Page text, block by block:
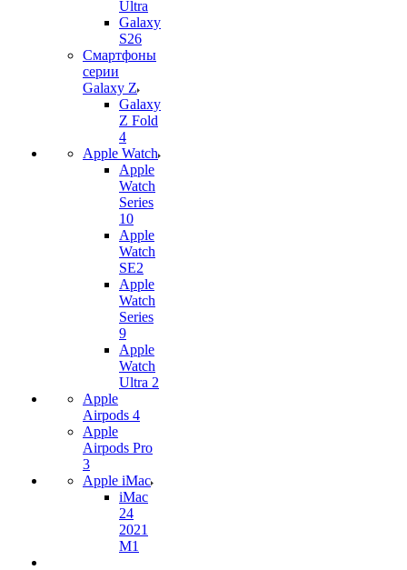
Ultra
Galaxy
S26
Смартфоны
серии
Galaxy Z
Galaxy
Z Fold
4
Apple Watch
Apple
Watch
Series
10
Apple
Watch
SE2
Apple
Watch
Series
9
Apple
Watch
Ultra 2
Apple
Airpods 4
Apple
Airpods Pro
3
Apple iMac
iMac
24
2021
M1